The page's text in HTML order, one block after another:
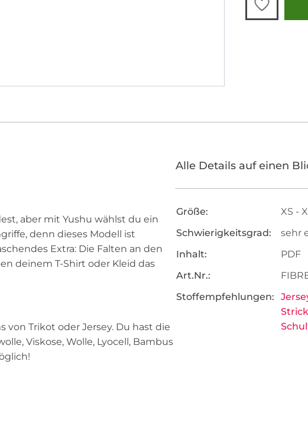
aber mit Yushu wählst du ein
denn dieses Modell ist
Extra: Die Falten an den
deinem T-Shirt oder Kleid das
von Trikot oder Jersey. Du hast die
Viskose, Wolle, Lyocell, Bambus
Alle Details auf einen
Größe:
XS -
Schwierigkeitsgrad:
sehr
Inhalt:
PDF
Art.Nr.:
Stoffempfehlungen: